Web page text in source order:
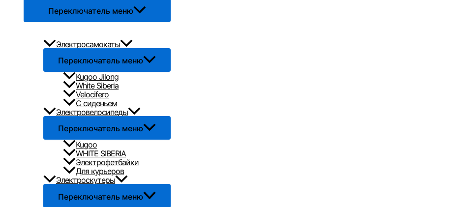
Переключатель меню
Электросамокаты
Переключатель меню
Kugoo Jilong
White Siberia
Velocifero
С сиденьем
Электровелосипеды
Переключатель меню
Kugoo
WHITE SIBERIA
Электрофетбайки
Для курьеров
Электроскутеры
Переключатель меню